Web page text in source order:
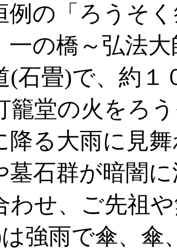
例の「ろうそ
一の橋～弘法
(石畳)で、約
籠堂の火をろ
降る大雨に見
墓石群が暗闇
わせ、ご先祖
強雨で傘、傘